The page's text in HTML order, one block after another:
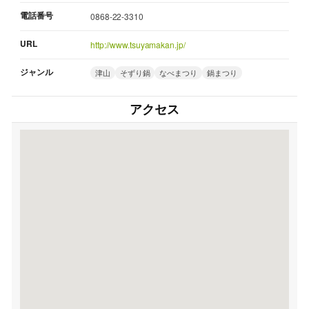
電話番号 0868-22-3310
URL http://www.tsuyamakan.jp/
ジャンル 津山 そずり鍋 なべまつり 鍋まつり
アクセス